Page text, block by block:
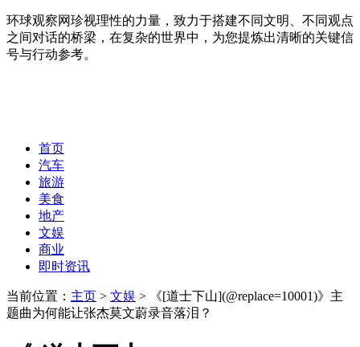
环球观察网珍视理性的力量，致力于搭建不同文明、不同观点
之间对话的桥梁，在复杂的世界中，为您提炼出清晰的关键信
号与行动参考。
首页
汽车
旅游
美食
地产
文娱
商业
即时资讯
当前位置： 主页 > 文娱 > 《[道士下山](@replace=10001)》主
题曲为何能让张杰莫文蔚录音落泪？